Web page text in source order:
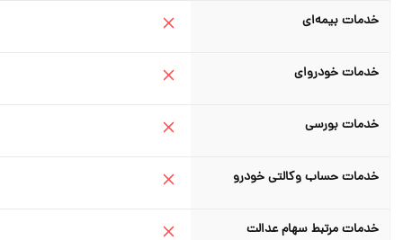
خدمات بیمه‌ای
خدمات خودروای
خدمات بورسی
خدمات حساب وکالتی خودرو
خدمات مرتبط سهام عدالت